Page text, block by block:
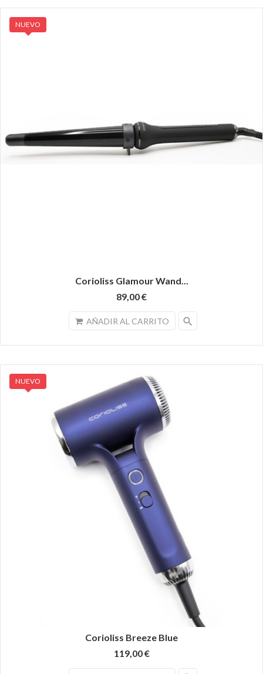
Corioliss Glamour Wand...
89,00 €
AÑADIR AL CARRITO search
NUEVO
Corioliss Breeze Blue
119,00 €
NUEVO